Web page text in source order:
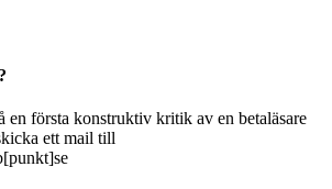
en första konstruktiv kritik av en betaläsare
ett mail till